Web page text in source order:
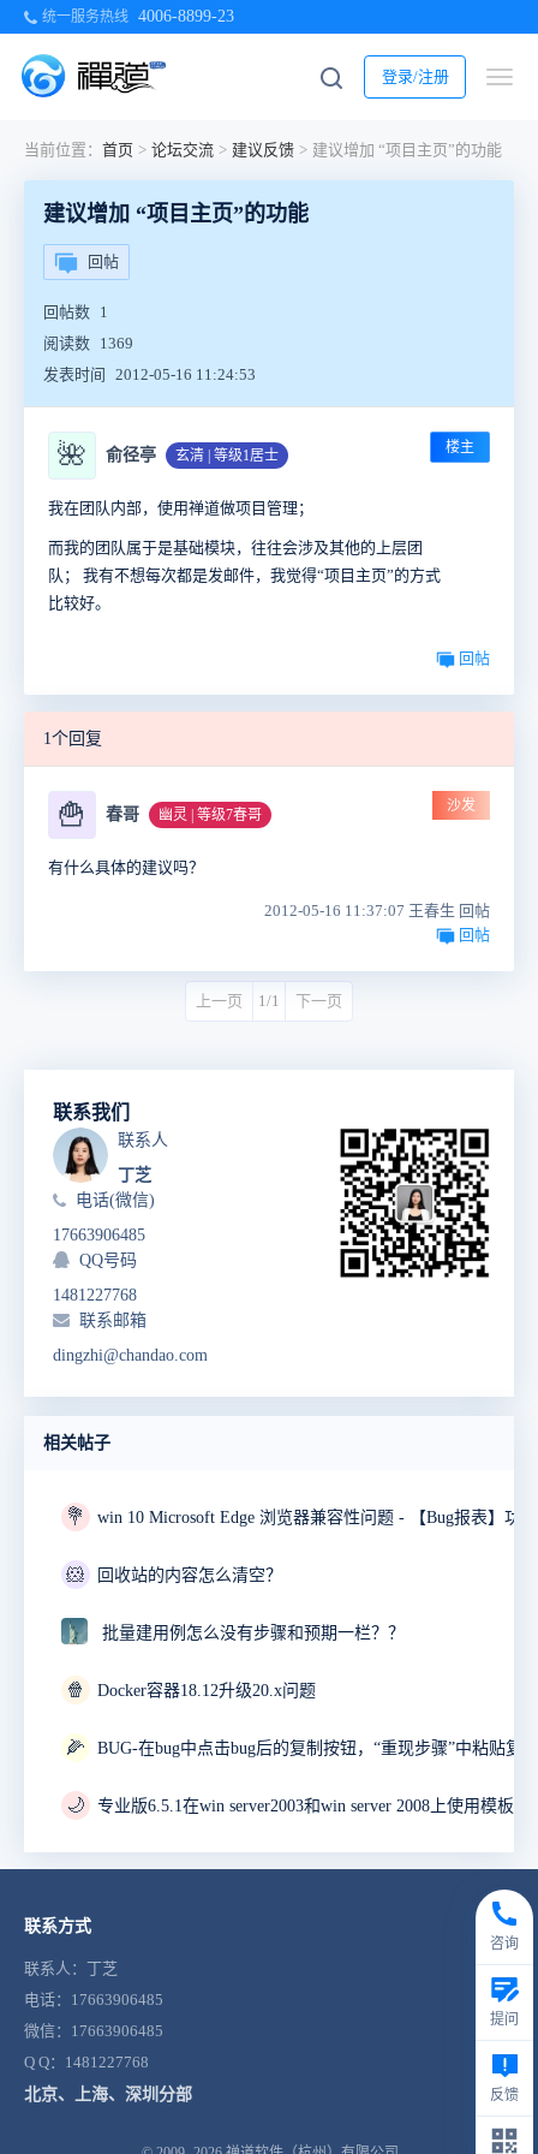
统一服务热线 4006-8899-23
登录/注册
当前位置： 首页 > 论坛交流 > 建议反馈 > 建议增加 “项目主页”的功能
建议增加 “项目主页”的功能
回帖
回帖数 1
阅读数 1369
发表时间
2012-05-16 11:24:53
🌺 俞径亭 玄清 | 等级1居士 楼主
我在团队内部，使用禅道做项目管理；
而我的团队属于是基础模块，往往会涉及其他的上层团
队； 我有不想每次都是发邮件，我觉得“项目主页”的方式
比较好。
回帖
1个回复
🍟 春哥 幽灵 | 等级7春哥
沙发
有什么具体的建议吗？
2012-05-16 11:37:07 王春生 回帖
回帖
上一页 1/1 下一页
联系我们
联系人
丁芝
电话(微信)
17663906485
QQ号码
1481227768
联系邮箱
dingzhi@chandao.com
相关帖子
💐
🐹 回收站的内容怎么清空？
批量建用例怎么没有步骤和预期一栏？？
🍿 Docker容器18.12升级20.x问题
🌽
🌙
联系方式
联系人：丁芝
电话：17663906485
微信：17663906485
Q Q：1481227768
北京、上海、深圳分部
咨询
提问
反馈